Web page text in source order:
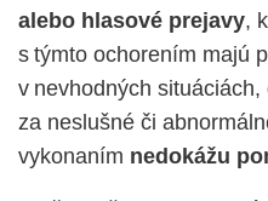
alebo hlasové prejavy,
s týmto ochorením majú
v nevhodných
za neslušné či
vykonaním nedokážu